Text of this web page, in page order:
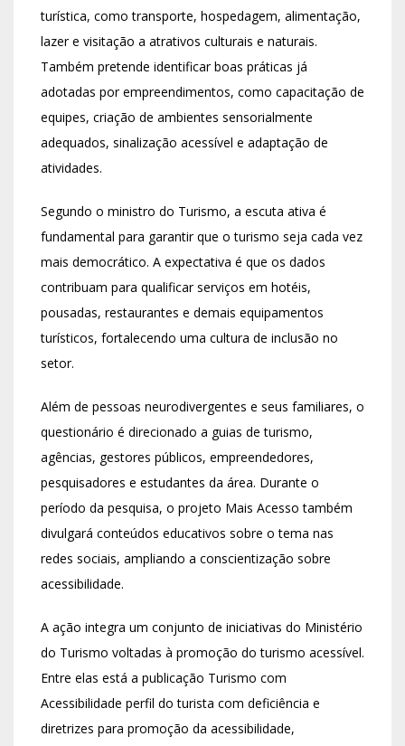
turística, como transporte, hospedagem, alimentação,
lazer e visitação a atrativos culturais e naturais.
Também pretende identificar boas práticas já
adotadas por empreendimentos, como capacitação de
equipes, criação de ambientes sensorialmente
adequados, sinalização acessível e adaptação de
atividades.
Segundo o ministro do Turismo, a escuta ativa é
fundamental para garantir que o turismo seja cada vez
mais democrático. A expectativa é que os dados
contribuam para qualificar serviços em hotéis,
pousadas, restaurantes e demais equipamentos
turísticos, fortalecendo uma cultura de inclusão no
setor.
Além de pessoas neurodivergentes e seus familiares, o
questionário é direcionado a guias de turismo,
agências, gestores públicos, empreendedores,
pesquisadores e estudantes da área. Durante o
período da pesquisa, o projeto Mais Acesso também
divulgará conteúdos educativos sobre o tema nas
redes sociais, ampliando a conscientização sobre
acessibilidade.
A ação integra um conjunto de iniciativas do Ministério
do Turismo voltadas à promoção do turismo acessível.
Entre elas está a publicação Turismo com
Acessibilidade perfil do turista com deficiência e
diretrizes para promoção da acessibilidade,